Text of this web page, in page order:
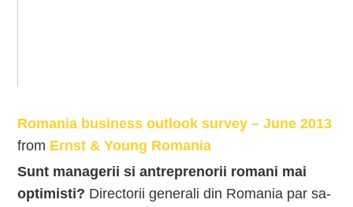
Romania business outlook survey – June 2013
from Ernst & Young Romania
Sunt managerii si antreprenorii romani mai
optimisti? Directorii generali din Romania par sa-